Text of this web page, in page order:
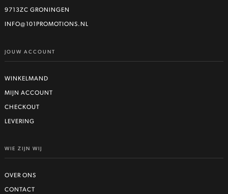
gekozen
worden
9713ZC GRONINGEN
INFO@101PROMOTIONS.NL
JOUW ACCOUNT
WINKELMAND
MIJN ACCOUNT
CHECKOUT
LEVERING
WIE ZIJN WIJ
OVER ONS
CONTACT